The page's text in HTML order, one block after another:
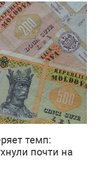
темп:
почти на